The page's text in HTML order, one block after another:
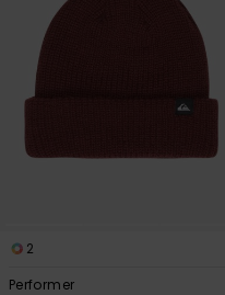
2
Performer